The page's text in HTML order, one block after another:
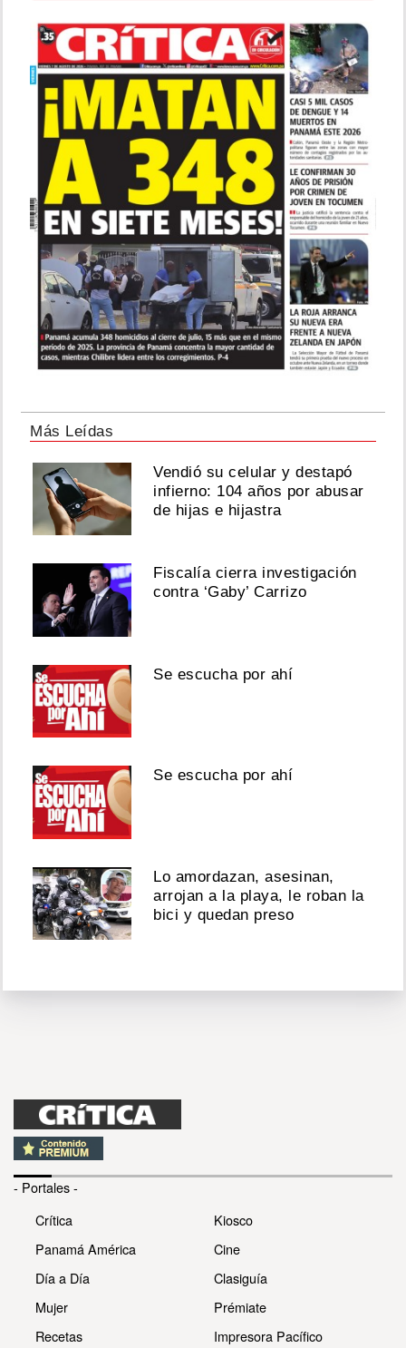
Más Leídas
Vendió su celular y destapó
infierno: 104 años por abusar
de hijas e hijastra
Fiscalía cierra investigación
contra ‘Gaby’ Carrizo
Se escucha por ahí
Se escucha por ahí
Lo amordazan, asesinan,
arrojan a la playa, le roban la
bici y quedan preso
- Portales -
Crítica
Panamá América
Día a Día
Mujer
Recetas
Kiosco
Cine
Clasiguía
Prémiate
Impresora Pacífico